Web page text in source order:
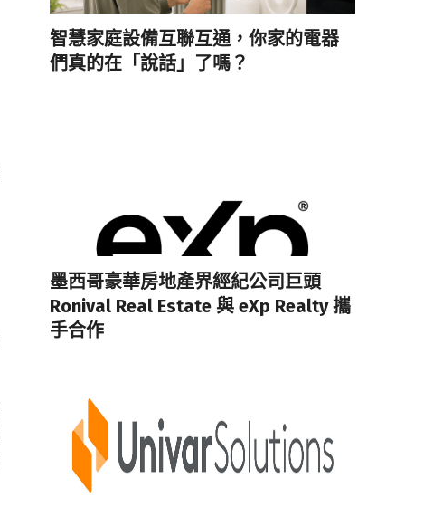
智慧家庭設備互聯互通，你家的電器
們真的在「說話」了嗎？
墨西哥豪華房地產界經紀公司巨頭
Ronival Real Estate 與 eXp Realty 攜
手合作